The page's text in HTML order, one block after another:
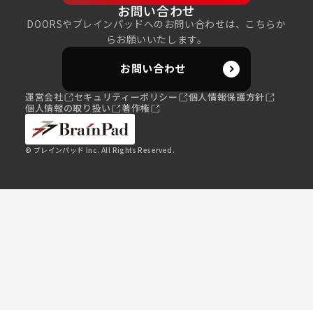
お問い合わせ
DOORSやブレインパッドへのお問い合わせは、こちらか
らお願いいたします。
お問い合わせ
運営会社 セキュリティーポリシー
個人情報保護方針
個人情報の取り扱い
著作権
© ブレインパッド Inc. All Rights Reserved.